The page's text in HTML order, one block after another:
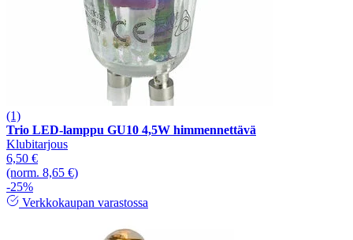
(1)
Trio LED-lamppu GU10 4,5W himmennettävä
Klubitarjous
6,50 €
(norm. 8,65 €)
-25%
Verkkokaupan varastossa